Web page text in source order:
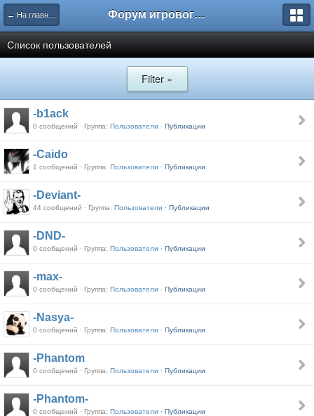
← На главную Форум игрового проекта Riverrise
Список пользователей
Filter »
-b1ack
0 сообщений · Группа: Пользователи · Публикации
-Caido
1 сообщений · Группа: Пользователи · Публикации
-Deviant-
44 сообщений · Группа: Пользователи · Публикации
-DND-
0 сообщений · Группа: Пользователи · Публикации
-max-
0 сообщений · Группа: Пользователи · Публикации
-Nasya-
0 сообщений · Группа: Пользователи · Публикации
-Phantom
0 сообщений · Группа: Пользователи · Публикации
-Phantom-
0 сообщений · Группа: Пользователи · Публикации